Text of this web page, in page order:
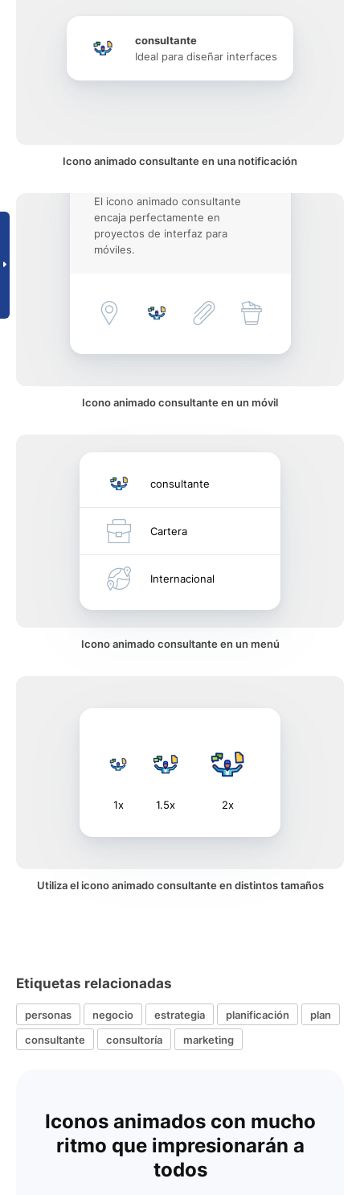
consultante
Ideal para diseñar interfaces
Icono animado consultante en una notificación
El icono animado consultante
encaja perfectamente en
proyectos de interfaz para
móviles.
Icono animado consultante en un móvil
consultante
Cartera
Internacional
Icono animado consultante en un menú
1x 1.5x 2x
Utiliza el icono animado consultante en distintos tamaños
Etiquetas relacionadas
personas negocio estrategia planificación
plan
consultante
consultoría marketing
Iconos animados con mucho
ritmo que impresionarán a
todos